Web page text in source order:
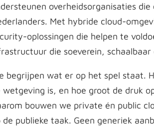
overheidsorganisaties
Met hybride cloud-
oplossingen die helpen te
die soeverein,
begrijpen wat er op het spel staat.
wetgeving is, en hoe groot de druk
bouwen we private én public
de publieke taak. Geen generiek